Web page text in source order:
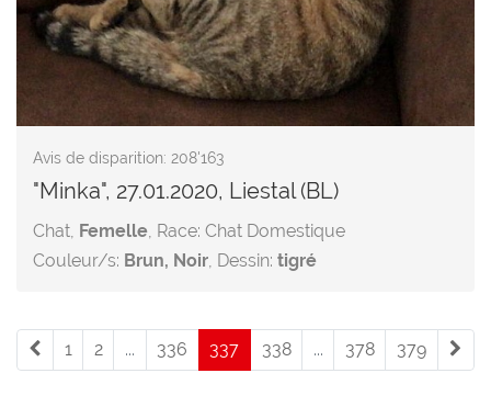
Avis de disparition: 208'163
"Minka", 27.01.2020, Liestal (BL)
Chat, Femelle, Race: Chat Domestique
Couleur/s: Brun, Noir, Dessin: tigré
1 2 ... 336 337 (current)
338 ... 378 379